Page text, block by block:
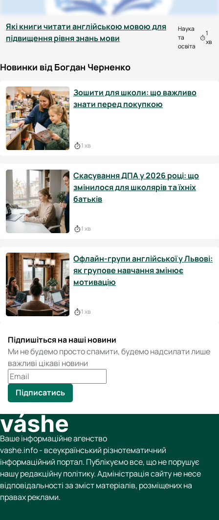
Які книги читати англійською мовою для
підвищення рівня знань мови
Наука
та
освіта
1
хв
Новинки від Богдан Черненко
Зошити для школи: що важливо
знати перед покупкою
1 хв
Скасування ДПА у 2026 році: що
змінилося для школярів та їхніх
батьків
1 хв
Офлайн-групи англійської у Львові:
як групове навчання змінює
мотивацію
1 хв
Підпишіться на наші новини
Ми не будемо просто спамити, будемо надсилати лише
важливі цікаві новини
Підписатись
Ваше інформаційне агенство
vashe.info - всеукраїнський різнотематичний
інформаційний портал. Публікуємо все, що не порушує
нашу редакційну політику. Адміністрація сайту не несе
відповідальності за зміст матеріалів, розміщених на
правах реклами.